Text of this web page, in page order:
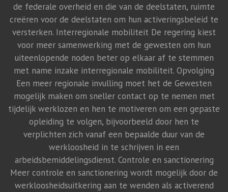
de federale overheid en die van de deelstaten, ruimte
creëren voor de deelstaten om hun activeringsbeleid te
versterken. Interregionale mobiliteit De regering kiest
voor meer samenwerking met de gewesten om hun
uiteenlopende noden beter op elkaar af te stemmen
met name inzake interregionale mobiliteit. Opvolging
Een meer regionale invulling moet het de Gewesten
mogelijk maken om sneller contact op te nemen met
tijdelijk werklozen en hen te motiveren om een gepaste
opleiding te volgen, bijvoorbeeld door hen te
verplichten zich vanaf een bepaalde duur van de
werkloosheid in te schrijven in een
arbeidsbemiddelingsdienst. Controle en sanctionering
Meer controle en sanctionering wordt mogelijk door de
werkloosheidsuitkering aan te wenden als activerend